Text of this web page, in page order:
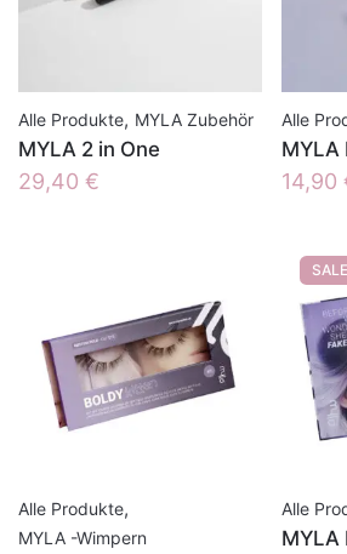
Alle Produkte, MYLA Zubehör
MYLA 2 in One
29,40 €
Alle
MYLA
14,90
Alle Produkte,
MYLA -Wimpern
SALE
Alle
MYLA